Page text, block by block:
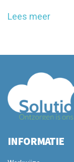
Lees meer
INFORMATIE